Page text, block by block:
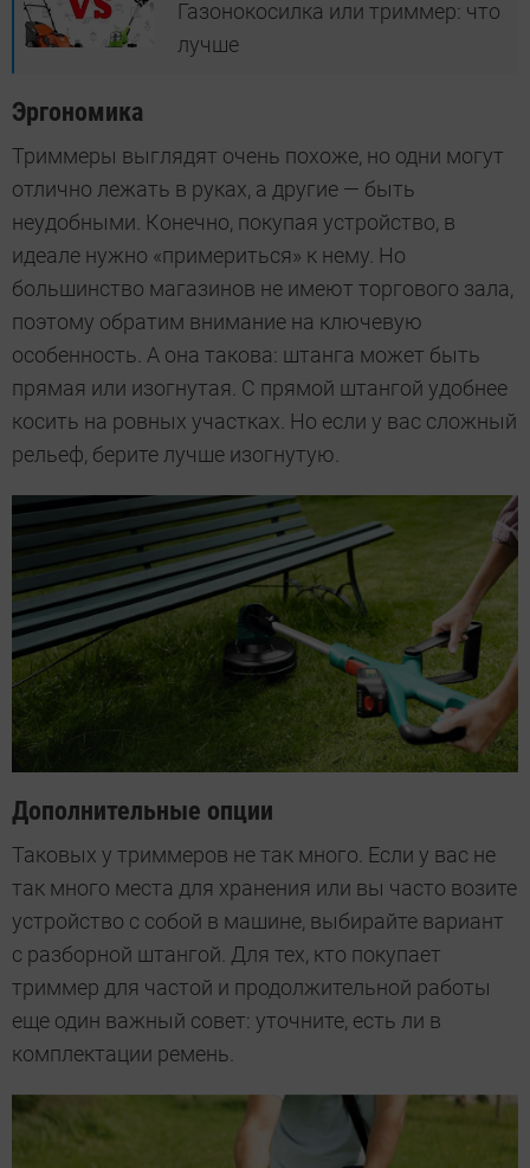
Газонокосилка или триммер: что
лучше
Эргономика
Триммеры выглядят очень похоже, но одни могут
отлично лежать в руках, а другие — быть
неудобными. Конечно, покупая устройство, в
идеале нужно «примериться» к нему. Но
большинство магазинов не имеют торгового зала,
поэтому обратим внимание на ключевую
особенность. А она такова: штанга может быть
прямая или изогнутая. С прямой штангой удобнее
косить на ровных участках. Но если у вас сложный
рельеф, берите лучше изогнутую.
Дополнительные опции
Таковых у триммеров не так много. Если у вас не
так много места для хранения или вы часто возите
устройство с собой в машине, выбирайте вариант
с разборной штангой. Для тех, кто покупает
триммер для частой и продолжительной работы
еще один важный совет: уточните, есть ли в
комплектации ремень.